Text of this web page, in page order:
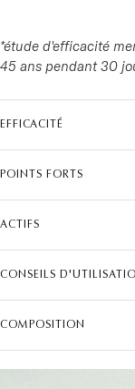
*étude d'efficacité
45 ans pendant 30
EFFICACITÉ
POINTS FORTS
ACTIFS
CONSEILS
COMPOSITION